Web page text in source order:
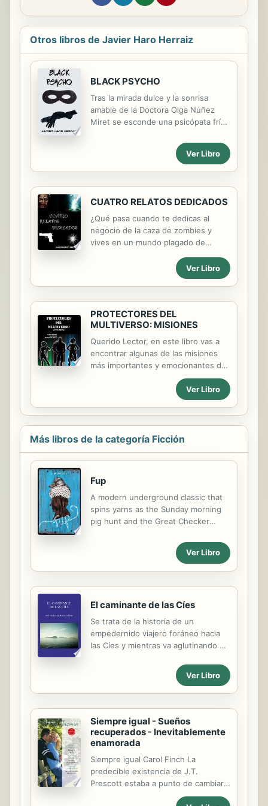
Otros libros de Javier Haro Herraiz
BLACK PSYCHO
Tras la mirada dulce y la sonrisa
amable de la Doctora Olga Núñez
Miret se esconde una psicópata fría
de increíbles poderes mentales con
los que está dispuesta a eliminar a
todo aquel que se interponga en su
¿Logrará sus objetivos, o habrá
alguien capaz de detenerla?
Ver Libro
CUATRO RELATOS DEDICADOS
¿Qué pasa cuando te dedicas al
negocio de la caza de zombies y
vives en un mundo plagado de
cuando eres una poderosa hechicera
y un siniestro y malvado nigromante
amas? ¿Qué pasa cuando eres un
joven agente secreto y un peligroso
traficante amenaza la ciudad que has
jurado proteger con tu vida? ¿Qué
pasa cuando eres el Avatar viviente
de la Luz y una malvada bruja intenta
Ver Libro
PROTECTORES DEL
MULTIVERSO: MISIONES
Querido Lector, en este libro vas a
encontrar algunas de las misiones
más importantes y emocionantes de
los Protectores del Multiverso
Ver Libro
Más libros de la categoría Ficción
Fup
A modern underground classic that
spins yarns as the Sunday morning
pig hunt and the Great Checker
Fup, a twenty-pound, whiskey-
Ver Libro
El caminante de las Cíes
Se trata de la historia de un
empedernido viajero foráneo hacia
las Cíes y mientras va aglutinando el
buen estado medioambiental le
inquieta el cambio climático y
dilatando su estancia en las mismas,
filológicos del camino trazado por la
lengua española.
Ver Libro
Siempre igual - Sueños
recuperados - Inevitablemente
enamorada
Siempre igual Carol Finch La
predecible existencia de J.T.
Prescott estaba a punto de cambiar.
Sus hermanas le habían reservado